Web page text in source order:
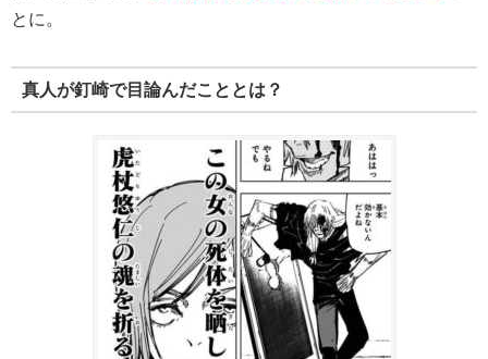
とに。
真人が釘崎で目論んだこととは？